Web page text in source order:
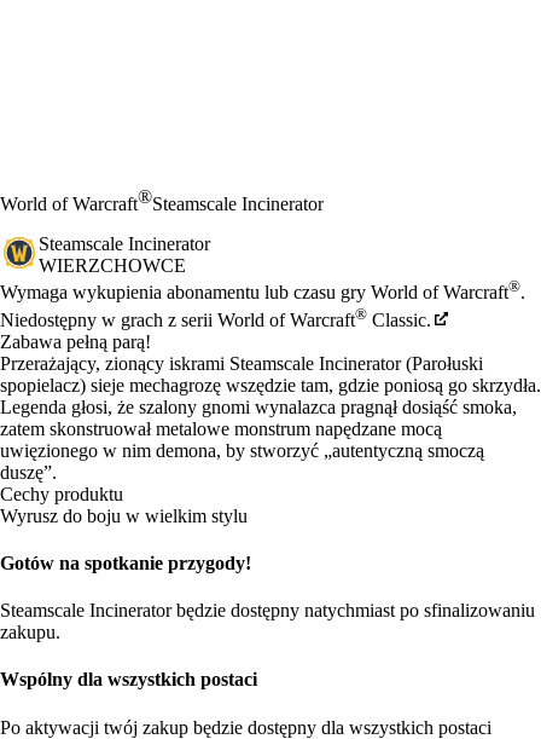
World of Warcraft®Steamscale Incinerator
Steamscale Incinerator
WIERZCHOWCE
Cena
Available actions
Wymaga wykupienia abonamentu lub czasu gry World of Warcraft®.
Niedostępny w grach z serii World of Warcraft® Classic.
Zabawa pełną parą!
Przerażający, zionący iskrami Steamscale Incinerator (Parołuski
spopielacz) sieje mechagrozę wszędzie tam, gdzie poniosą go skrzydła.
Legenda głosi, że szalony gnomi wynalazca pragnął dosiąść smoka,
zatem skonstruował metalowe monstrum napędzane mocą
uwięzionego w nim demona, by stworzyć „autentyczną smoczą
duszę”.
Cechy produktu
Wyrusz do boju w wielkim stylu
Gotów na spotkanie przygody!
Steamscale Incinerator będzie dostępny natychmiast po sfinalizowaniu
zakupu.
Wspólny dla wszystkich postaci
Po aktywacji twój zakup będzie dostępny dla wszystkich postaci